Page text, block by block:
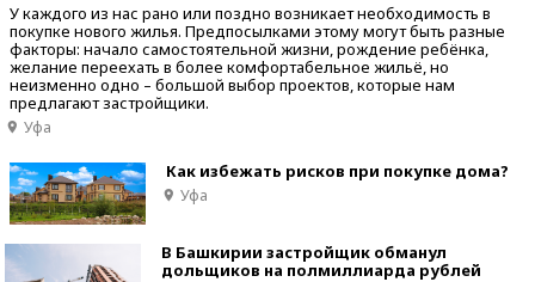
У каждого из нас рано или поздно возникает необходимость в
покупке нового жилья. Предпосылками этому могут быть разные
факторы: начало самостоятельной жизни, рождение ребёнка,
желание переехать в более комфортабельное жильё, но
неизменно одно – большой выбор проектов, которые нам
предлагают застройщики.
Уфа
Как избежать рисков при покупке дома?
Уфа
В Башкирии застройщик обманул
дольщиков на полмиллиарда рублей